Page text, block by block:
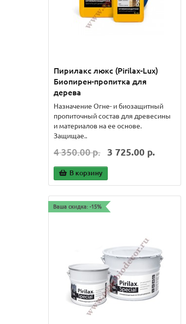
Пирилакс люкс (Pirilax-Lux)
Биопирен-пропитка для
дерева
Назначение Огне- и биозащитный
пропиточный состав для древесины
и материалов на ее основе.
Защищае..
4 350.00 р. 3 725.00 р.
В корзину
Ваша скидка: -15%